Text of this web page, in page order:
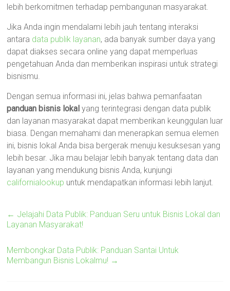
lebih berkomitmen terhadap pembangunan masyarakat.
Jika Anda ingin mendalami lebih jauh tentang interaksi
antara data publik layanan, ada banyak sumber daya yang
dapat diakses secara online yang dapat memperluas
pengetahuan Anda dan memberikan inspirasi untuk strategi
bisnismu.
Dengan semua informasi ini, jelas bahwa pemanfaatan
panduan bisnis lokal yang terintegrasi dengan data publik
dan layanan masyarakat dapat memberikan keunggulan luar
biasa. Dengan memahami dan menerapkan semua elemen
ini, bisnis lokal Anda bisa bergerak menuju kesuksesan yang
lebih besar. Jika mau belajar lebih banyak tentang data dan
layanan yang mendukung bisnis Anda, kunjungi
californialookup untuk mendapatkan informasi lebih lanjut.
← Jelajahi Data Publik: Panduan Seru untuk Bisnis Lokal dan
Layanan Masyarakat!
Membongkar Data Publik: Panduan Santai Untuk
Membangun Bisnis Lokalmu! →